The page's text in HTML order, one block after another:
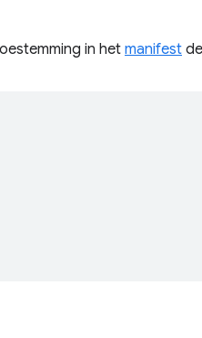
in hetmanifest